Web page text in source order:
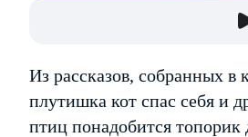
Из рассказов, собранных
плутишка кот спас себя и
птиц понадобится топорик